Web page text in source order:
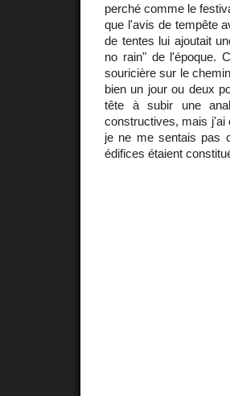
perché comme le
que l'avis de tempête
de tentes lui ajoutait
no rain" de l'époque.
souricière sur le
bien un jour ou deux
tête à subir une
constructives, mais j'ai
je ne me sentais pas
édifices étaient